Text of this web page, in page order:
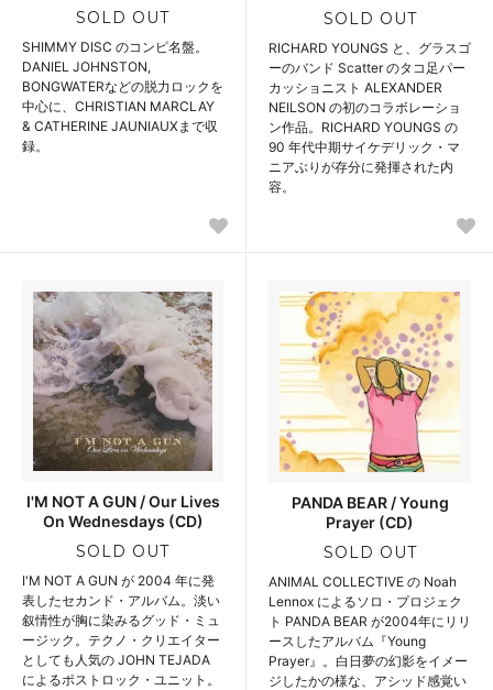
SOLD OUT
SHIMMY DISC のコンピ名盤。
DANIEL JOHNSTON,
BONGWATERなどの脱力ロックを
中心に、CHRISTIAN MARCLAY
& CATHERINE JAUNIAUXまで収
録。
SOLD OUT
RICHARD YOUNGS と、グラスゴ
ーのバンド Scatter のタコ足パー
カッショニスト ALEXANDER
NEILSON の初のコラボレーショ
ン作品。RICHARD YOUNGS の
90 年代中期サイケデリック・マ
ニアぶりが存分に発揮された内
容。
I'M NOT A GUN / Our Lives
On Wednesdays (CD)
SOLD OUT
I'M NOT A GUN が 2004 年に発
表したセカンド・アルバム。淡い
叙情性が胸に染みるグッド・ミュ
ージック。テクノ・クリエイター
としても人気の JOHN TEJADA
によるポストロック・ユニット。
PANDA BEAR / Young
Prayer (CD)
SOLD OUT
ANIMAL COLLECTIVE の Noah
Lennox によるソロ・プロジェク
ト PANDA BEAR が2004年にリリ
ースしたアルバム『Young
Prayer』。白日夢の幻影をイメー
ジしたかの様な、アシッド感覚い